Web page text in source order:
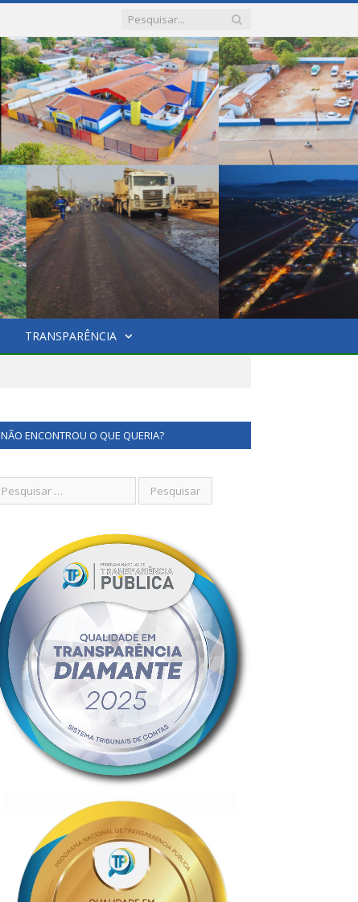
TRANSPARÊNCIA
NÃO ENCONTROU O QUE QUERIA?